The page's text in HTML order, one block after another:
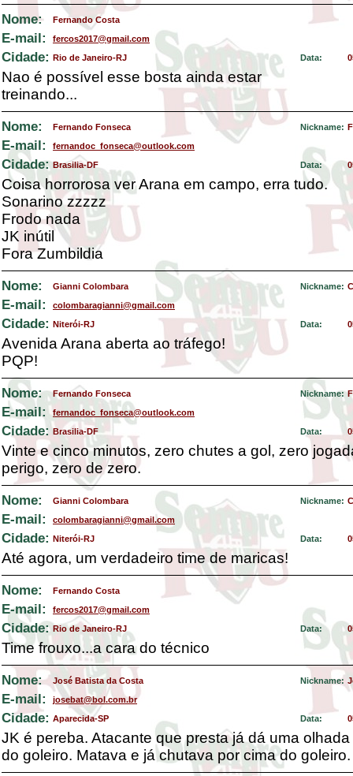
Nome: Fernando Costa
E-mail: fercos2017@gmail.com
Cidade: Rio de Janeiro-RJ Data:
Nao é possível esse bosta ainda estar
treinando...
Nome: Fernando Fonseca Nickname:
E-mail: fernandoc_fonseca@outlook.com
Cidade: Brasilia-DF Data:
Coisa horrorosa ver Arana em campo, erra tudo.
Sonarino zzzzz
Frodo nada
JK inútil
Fora Zumbildia
Nome: Gianni Colombara Nickname:
E-mail: colombaragianni@gmail.com
Cidade: Niterói-RJ Data:
Avenida Arana aberta ao tráfego!
PQP!
Nome: Fernando Fonseca Nickname:
E-mail: fernandoc_fonseca@outlook.com
Cidade: Brasilia-DF Data:
Vinte e cinco minutos, zero chutes a gol, zero
perigo, zero de zero.
Nome: Gianni Colombara Nickname:
E-mail: colombaragianni@gmail.com
Cidade: Niterói-RJ Data:
Até agora, um verdadeiro time de maricas!
Nome: Fernando Costa
E-mail: fercos2017@gmail.com
Cidade: Rio de Janeiro-RJ Data:
Time frouxo...a cara do técnico
Nome: José Batista da Costa Nickname:
E-mail: josebat@bol.com.br
Cidade: Aparecida-SP Data:
JK é pereba. Atacante que presta já dá uma
do goleiro. Matava e já chutava por cima do goleiro.